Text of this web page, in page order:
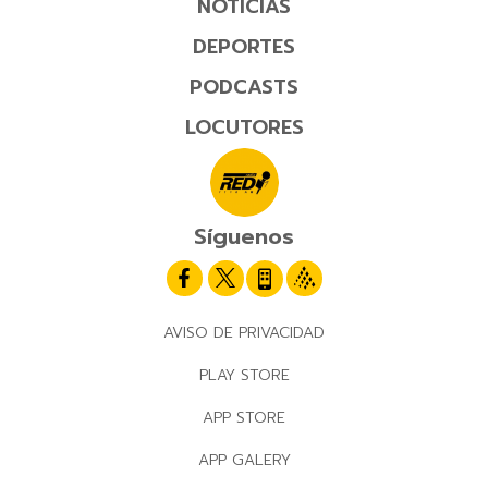
NOTICIAS
DEPORTES
PODCASTS
LOCUTORES
Síguenos
AVISO DE PRIVACIDAD
PLAY STORE
APP STORE
APP GALERY